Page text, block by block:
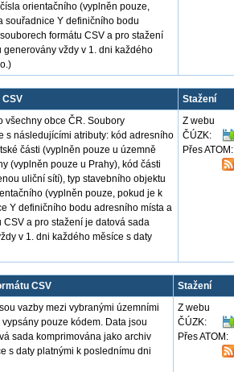
orientačního (vyplněn pouze,
souřadnice Y definičního bodu
formátu CSV a pro stažení
vždy v 1. dni každého
Stažení
všechny obce ČR. Soubory
s následujícími atributy: kód adresního
části (vyplněn pouze u územně
(vyplněn pouze u Prahy), kód části
uliční sítí), typ stavebního objektu
(vyplněn pouze, pokud je k
Y definičního bodu adresního místa a
a pro stažení je datová sada
v 1. dni každého měsíce s daty
Z webu
ČÚZK:
Přes ATOM:
CSV
Stažení
vazby mezi vybranými územními
pouze kódem. Data jsou
sada komprimována jako archiv
s daty platnými k poslednímu dni
Z webu
ČÚZK:
Přes ATOM: